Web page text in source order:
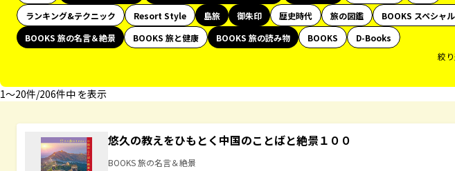
ランキング&テクニック
Resort Style 島旅 御朱印 歴史時代 旅の図鑑
BOOKS スペシャ
BOOKS 旅の名言＆絶景
BOOKS 旅と健康 BOOKS 旅の読み物 BOOKS
D-Books
絞
1〜20件/206件中 を表示
悠久の教えをひもとく中国のことばと絶景１００
BOOKS 旅の名言＆絶景